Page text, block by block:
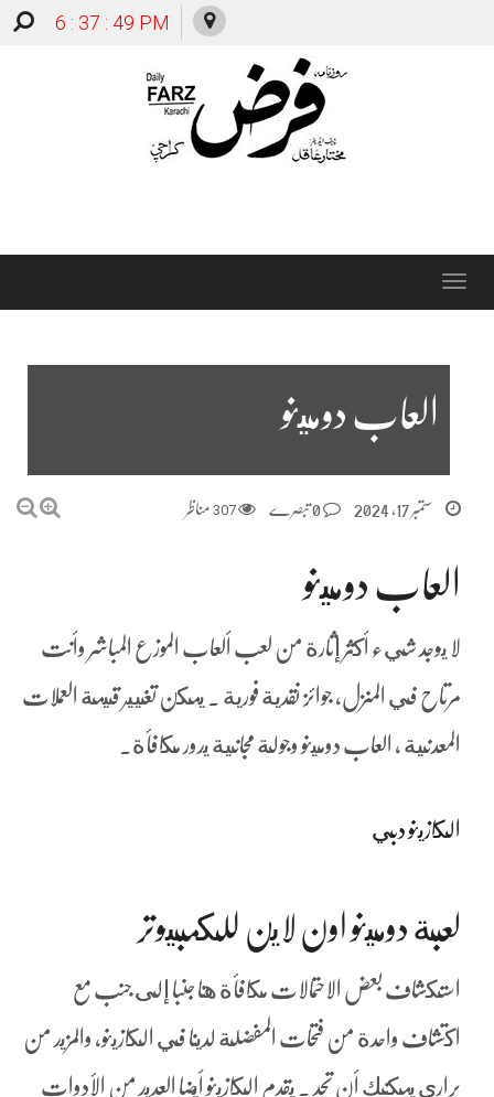
6 : 37 : 50 PM
Toggle
العاب دومينو
ستمبر 17, 2024 307 مناظر
العاب دومينو
لا يوجد شيء أكثر إثارة من لعب ألعاب الموزع المباشر وأنت
مرتاح في المنزل، جوائز نقدية فورية . يمكن تغيير قيمة العملات
المعدنية ، العاب دومينو وجولة مجانية يدور مكافأة.
الكازينو دبي
لعبة دومينو اون لاين للكمبيوتر
استكشاف بعض الاحتمالات مكافأة هنا جنبا إلى جنب مع
اكتشاف واحدة من فتحات المفضلة لدينا في الكازينو، والمزيد من
براري يمكنك أن تجد . يقدم الكازينو أيضا العديد من الأدوات